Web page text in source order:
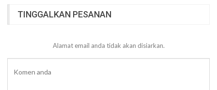
TINGGALKAN PESANAN
Alamat email anda tidak akan disiarkan.